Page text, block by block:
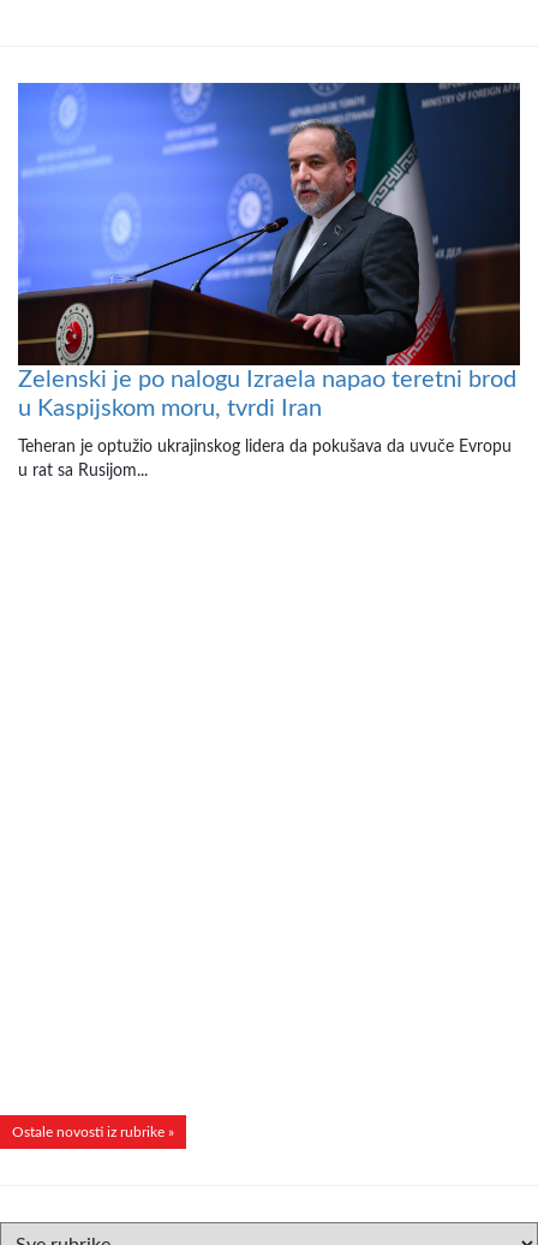
Zelenski je po nalogu Izraela napao teretni brod
u Kaspijskom moru, tvrdi Iran
Teheran je optužio ukrajinskog lidera da pokušava da uvuče Evropu
u rat sa Rusijom...
Ostale novosti iz rubrike »